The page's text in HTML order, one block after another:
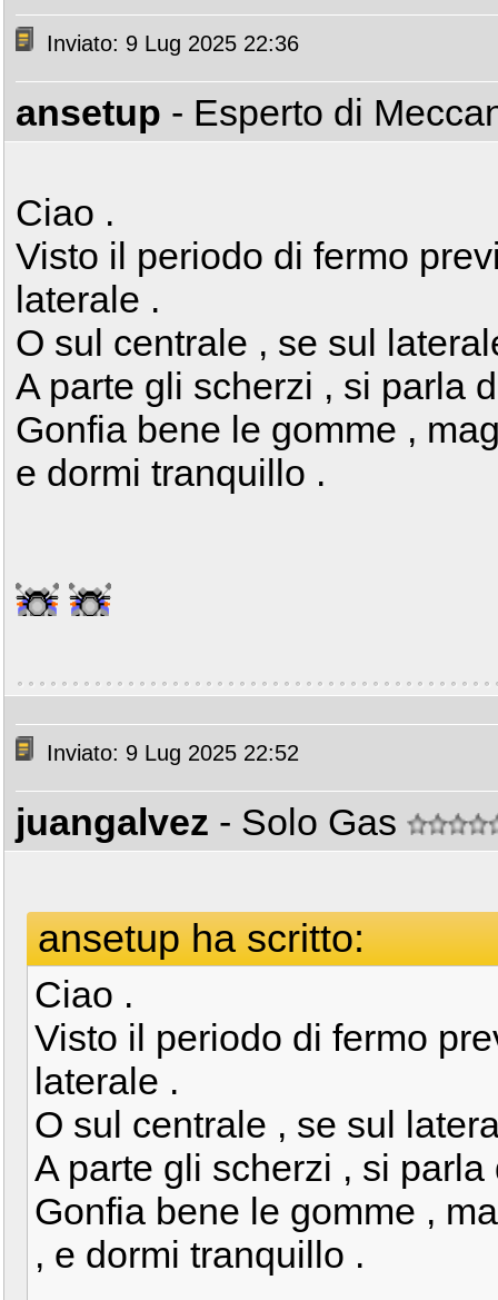
Inviato: 9 Lug 2025 22:36
ansetup - Esperto di
Ciao .
Visto il periodo di fermo
laterale .
O sul centrale , se sul
A parte gli scherzi , si parla
Gonfia bene le gomme ,
e dormi tranquillo .
Inviato: 9 Lug 2025 22:52
juangalvez - Solo Gas
ansetup ha scritto:
Ciao .
Visto il periodo di fermo
laterale .
O sul centrale , se sul
A parte gli scherzi , si
Gonfia bene le gomme ,
, e dormi tranquillo .